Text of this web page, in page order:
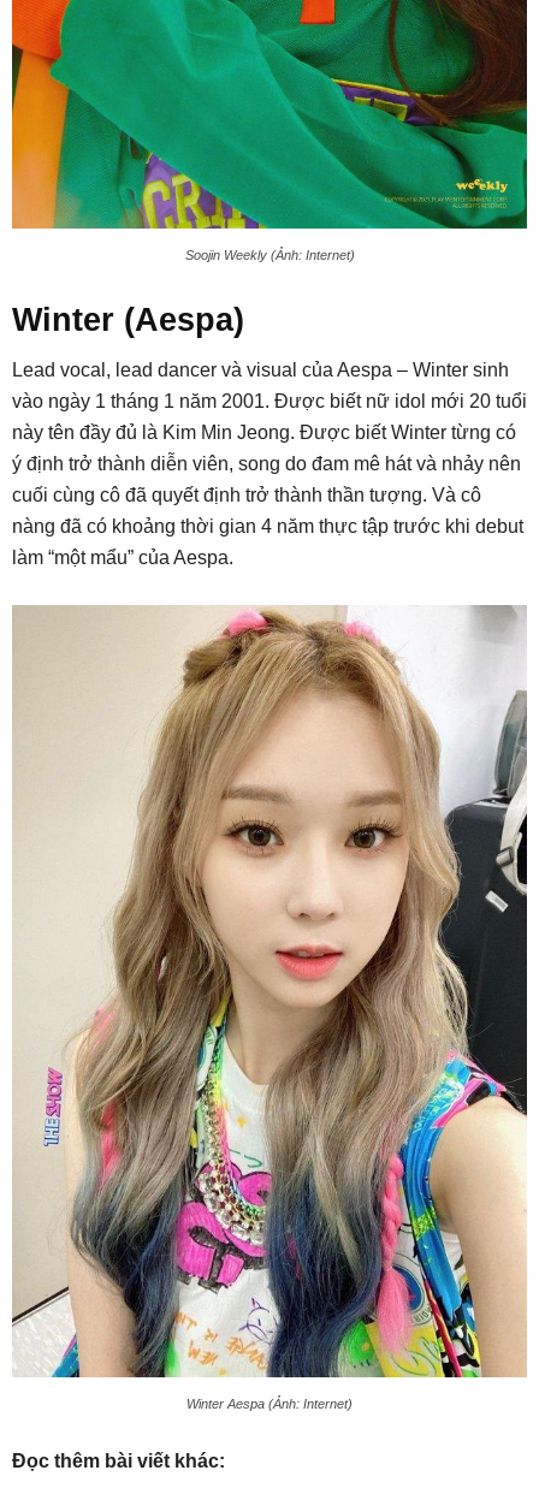
Soojin Weekly (Ảnh: Internet)
Winter (Aespa)
Lead vocal, lead dancer và visual của Aespa – Winter sinh
vào ngày 1 tháng 1 năm 2001. Được biết nữ idol mới 20 tuổi
này tên đầy đủ là Kim Min Jeong. Được biết Winter từng có
ý định trở thành diễn viên, song do đam mê hát và nhảy nên
cuối cùng cô đã quyết định trở thành thần tượng. Và cô
nàng đã có khoảng thời gian 4 năm thực tập trước khi debut
làm “một mẩu” của Aespa.
Winter Aespa (Ảnh: Internet)
Đọc thêm bài viết khác: